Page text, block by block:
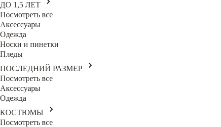
ДО 1,5 ЛЕТ
Посмотреть все
Аксессуары
Одежда
Носки и пинетки
Пледы
ПОСЛЕДНИЙ РАЗМЕР
Посмотреть все
Аксессуары
Одежда
КОСТЮМЫ
Посмотреть все